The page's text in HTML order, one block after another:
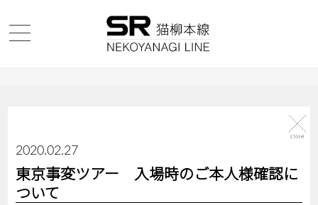
2020.02.27
東京事変ツアー 入場時のご本人様確認に
ついて